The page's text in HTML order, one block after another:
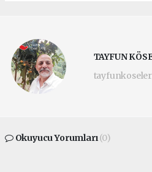
TAYFUN
Okuyucu Yorumları(0)